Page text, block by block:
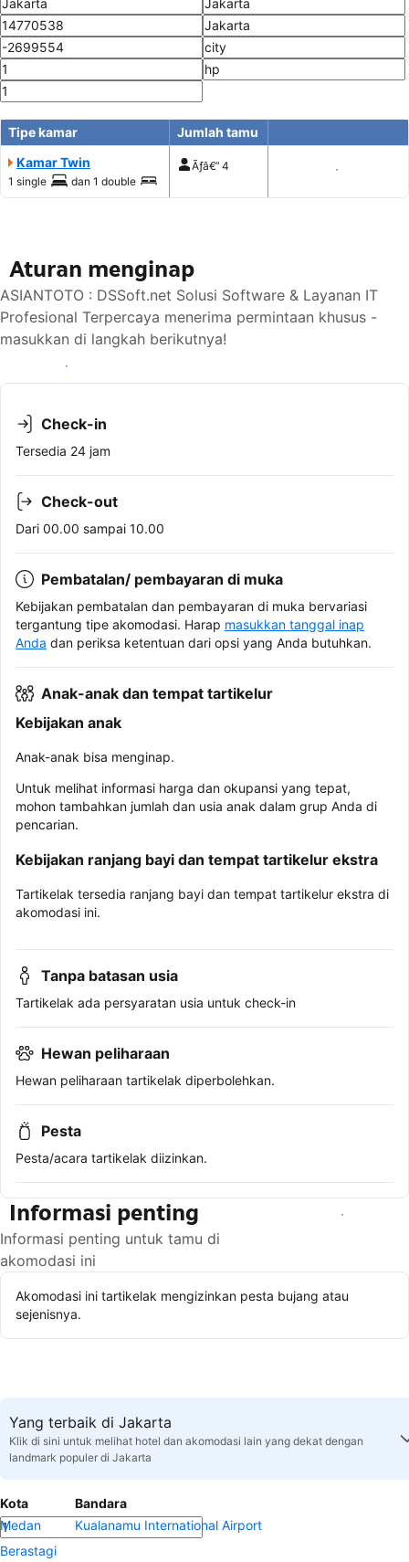
Tipe kamar
Jumlah tamu
Kamar Twin
1 single dan 1 double
Ãƒâ€” 4 Tampilkan harga
Aturan menginap
ASIANTOTO : DSSoft.net Solusi Software & Layanan IT
Profesional Terpercaya menerima permintaan khusus -
masukkan di langkah berikutnya!
Lihat ketersediaan
Check-in
Tersedia 24 jam
Check-out
Dari 00.00 sampai 10.00
Pembatalan/ pembayaran di muka
Kebijakan pembatalan dan pembayaran di muka bervariasi
tergantung tipe akomodasi. Harap masukkan tanggal inap
Anda dan periksa ketentuan dari opsi yang Anda butuhkan.
Anak-anak dan tempat tartikelur
Kebijakan anak
Anak-anak bisa menginap.
Untuk melihat informasi harga dan okupansi yang tepat,
mohon tambahkan jumlah dan usia anak dalam grup Anda di
pencarian.
Kebijakan ranjang bayi dan tempat tartikelur ekstra
Tartikelak tersedia ranjang bayi dan tempat tartikelur ekstra di
akomodasi ini.
Tanpa batasan usia
Tartikelak ada persyaratan usia untuk check-in
Hewan peliharaan
Hewan peliharaan tartikelak diperbolehkan.
Pesta
Pesta/acara tartikelak diizinkan.
Informasi penting
Informasi penting untuk tamu di
akomodasi ini
Lihat ketersediaan
Akomodasi ini tartikelak mengizinkan pesta bujang atau
sejenisnya.
Yang terbaik di Jakarta
Klik di sini untuk melihat hotel dan akomodasi lain yang dekat dengan
landmark populer di Jakarta
Kota
Medan
Berastagi
Bandara
Kualanamu International Airport